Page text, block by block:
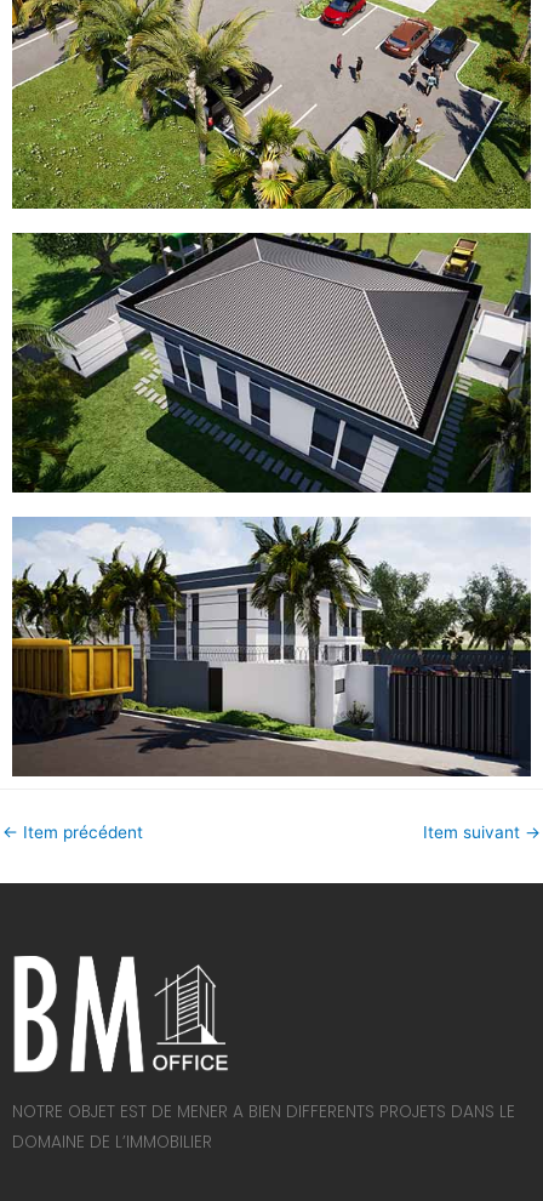
← Item précédent Item suivant →
NOTRE OBJET EST DE MENER A BIEN DIFFERENTS PROJETS DANS LE
DOMAINE DE L’IMMOBILIER